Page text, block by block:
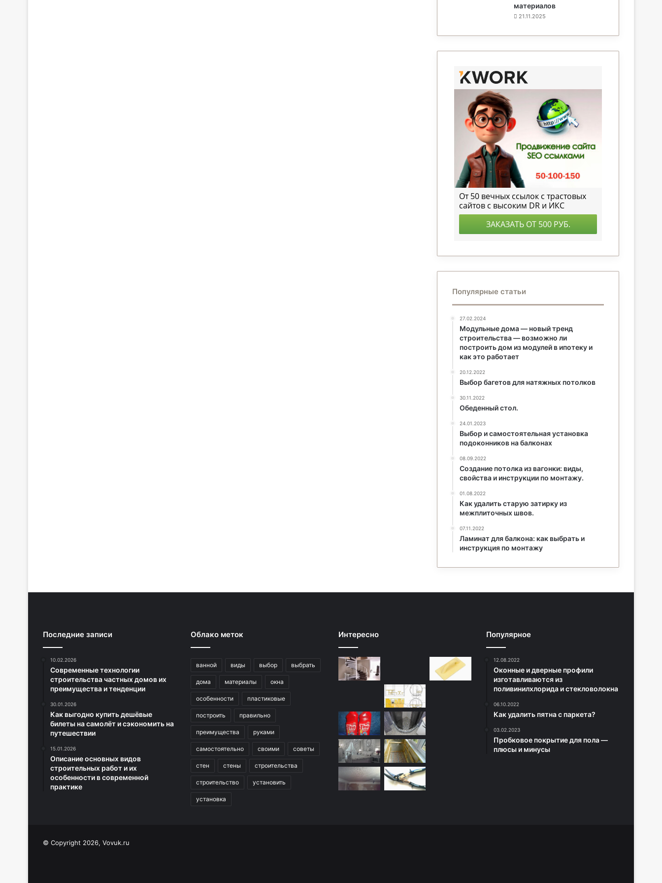
материалов
21.11.2025
Популярные статьи
27.02.2024
Модульные дома — новый тренд
строительства — возможно ли
построить дом из модулей в ипотеку и
как это работает
20.12.2022
Выбор багетов для натяжных потолков
30.11.2022
Обеденный стол.
24.01.2023
Выбор и самостоятельная установка
подоконников на балконах
08.09.2022
Создание потолка из вагонки: виды,
свойства и инструкции по монтажу.
01.08.2022
Как удалить старую затирку из
межплиточных швов.
07.11.2022
Ламинат для балкона: как выбрать и
инструкция по монтажу
Последние записи
10.02.2026
Современные технологии
строительства частных домов их
преимущества и тенденции
30.01.2026
Как выгодно купить дешёвые
билеты на самолёт и сэкономить на
путешествии
15.01.2026
Описание основных видов
строительных работ и их
особенности в современной
практике
Облако меток
ванной виды выбор выбрать
дома материалы окна
особенности пластиковые
построить правильно
преимущества руками
самостоятельно своими советы
стен стены строительства
строительство установить
установка
Интересно Популярное
12.08.2022
Оконные и дверные профили
изготавливаются из
поливинилхлорида и стекловолокна
06.10.2022
Как удалить пятна с паркета?
03.02.2023
Пробковое покрытие для пола —
плюсы и минусы
© Copyright 2026, Vovuk.ru